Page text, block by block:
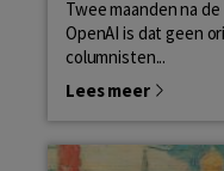
Twee maanden na
OpenAI is dat geen
columnisten...
Lees meer